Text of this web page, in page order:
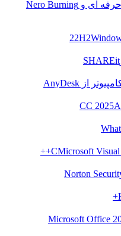
Nero Burning
SHAREit
از AnyDesk
Microsoft Visual
Norton